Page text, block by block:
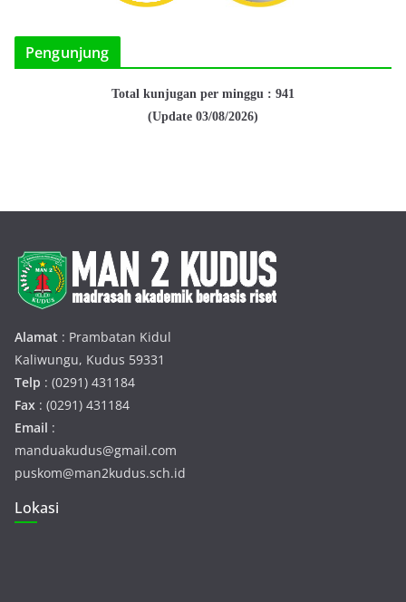
Pengunjung
Total kunjugan per minggu : 941
(Update 03/08/2026)
Alamat : Prambatan Kidul
Kaliwungu, Kudus 59331
Telp : (0291) 431184
Fax : (0291) 431184
Email :
manduakudus@gmail.com
puskom@man2kudus.sch.id
Lokasi